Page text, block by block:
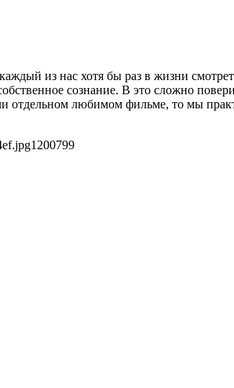
из нас хотя бы раз в жизни
сознание. В это сложно
отдельном любимом фильме, то мы
1200799